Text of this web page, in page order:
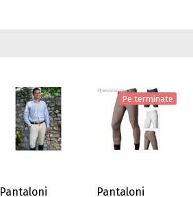
Pantaloni
Pe terminate
Pantaloni